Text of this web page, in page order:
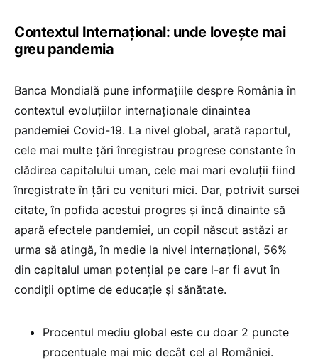
Contextul Internațional: unde lovește mai
greu pandemia
Banca Mondială pune informațiile despre România în
contextul evoluțiilor internaționale dinaintea
pandemiei Covid-19. La nivel global, arată raportul,
cele mai multe țări înregistrau progrese constante în
clădirea capitalului uman, cele mai mari evoluții fiind
înregistrate în țări cu venituri mici. Dar, potrivit sursei
citate, în pofida acestui progres și încă dinainte să
apară efectele pandemiei, un copil născut astăzi ar
urma să atingă, în medie la nivel internațional, 56%
din capitalul uman potențial pe care l-ar fi avut în
condiții optime de educație și sănătate.
Procentul mediu global este cu doar 2 puncte
procentuale mai mic decât cel al României.